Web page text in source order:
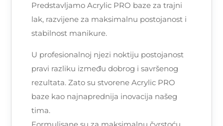
Predstavljamo Acrylic PRO baze za trajni
lak, razvijene za maksimalnu postojanost i
stabilnost manikure.
U profesionalnoj njezi noktiju postojanost
pravi razliku između dobrog i savršenog
rezultata. Zato su stvorene Acrylic PRO
baze kao najnaprednija inovacija našeg
tima.